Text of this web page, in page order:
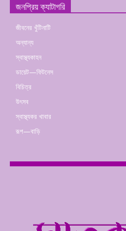
জনপ্রিয় ক্যাটাগরি
জীবনের খুঁটিনাটি
অন্যান্য
স্বাস্থ্যকাহন
ডায়েট—ফিটনেস
বিচিত্র
উৎসব
স্বাস্থ্যকর খাবার
রূপ—বাড়ি